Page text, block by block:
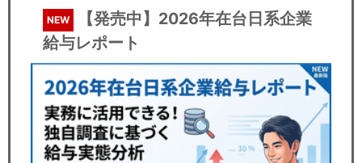
NEW
【発売中】2026年在台日系企業
給与レポート